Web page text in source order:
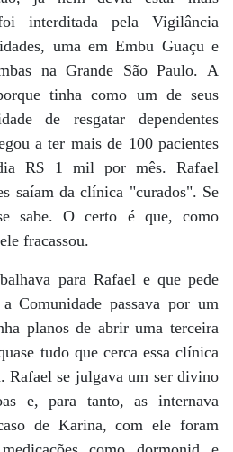
interditada pela Vigilância
uma em Embu Guaçu e
na Grande São Paulo. A
tinha como um de seus
de resgatar dependentes
a ter mais de 100 pacientes
R$ 1 mil por mês. Rafael
saíam da clínica "curados". Se
sabe. O certo é que, como
fracassou.
para Rafael e que pede
Comunidade passava por um
planos de abrir uma terceira
tudo que cerca essa clínica
Rafael se julgava um ser divino
e, para tanto, as internava
de Karina, com ele foram